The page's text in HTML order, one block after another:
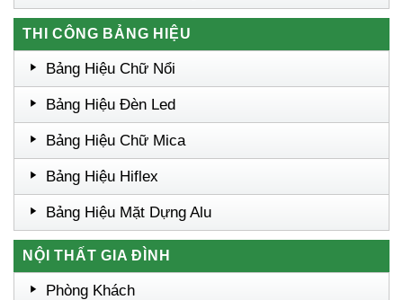
THI CÔNG BẢNG HIỆU
Bảng Hiệu Chữ Nổi
Bảng Hiệu Đèn Led
Bảng Hiệu Chữ Mica
Bảng Hiệu Hiflex
Bảng Hiệu Mặt Dựng Alu
NỘI THẤT GIA ĐÌNH
Phòng Khách